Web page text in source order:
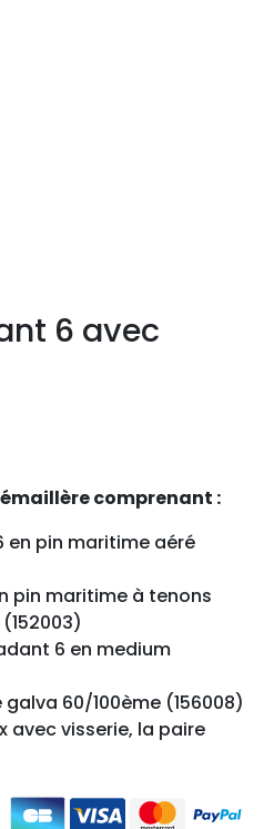
6 avec
comprenant :
en pin maritime aéré
pin maritime à tenons
6 en medium
60/100ème (156008)
avec visserie, la paire